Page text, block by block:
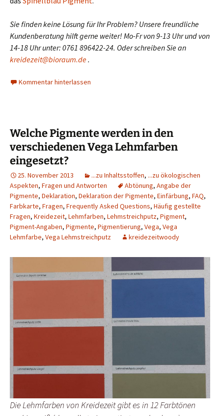
Sie finden keine Lösung für Ihr Problem? Unsere freundliche
Kundenberatung hilft gerne weiter! Mo-Fr von 9-13 Uhr und von
14-18 Uhr unter: 0761 896422-24. Oder schreiben Sie an
kreidezeit@bioraum.de.
Kommentar hinterlassen
Welche Pigmente werden in den
verschiedenen Vega Lehmfarben
eingesetzt?
25. November 2013 ...zu Inhaltsstoffen, ...zu ökologischen
Aspekten, Fragen und Antworten Abtönung, Angabe der
Pigmente, Deklaration, Deklaration der Pigmente, Einfärbung, FAQ,
Farbkarte, Fragen, Frequently Asked Questions, Häufig gestellte
Fragen, Kreidezeit, Lehmfarben, Lehmstreichputz, Pigment,
Pigment-Angaben, Pigmente, Pigmentierung, Vega, Vega
Lehmfarbe, Vega Lehmstreichputz kreidezeitwoody
Die Lehmfarben von Kreidezeit gibt es in 12 Farbtönen